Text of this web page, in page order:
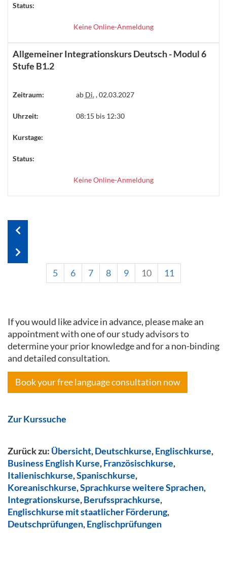
Status:
Keine Online-Anmeldung
Allgemeiner Integrationskurs Deutsch - Modul 6
Stufe B1.2
Zeitraum: ab Di., 02.03.2027
Uhrzeit: 08:15 bis 12:30
Kurstage:
Status:
Keine Online-Anmeldung
5 6 7 8 9 10 11
If you would like advice in advance, please make an
appointment with one of our study advisors to
determine your prior knowledge and for a non-binding
and detailed consultation.
Book your free language consultation now
Zur Kurssuche
Zurück zu: Übersicht,Deutschkurse,Englischkurse,
Business English Kurse,Französischkurse,
Italienischkurse,Spanischkurse,
Koreanischkurse,Sprachkurse weitere Sprachen,
Integrationskurse,Berufssprachkurse,
Englischkurse mit staatlicher Förderung,
Deutschprüfungen,Englischprüfungen